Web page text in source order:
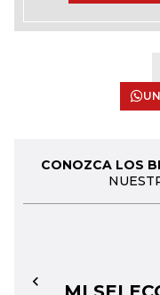
CONOZCA LOS
←